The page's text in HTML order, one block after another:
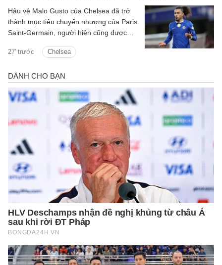
27' trước Chelsea
Hậu vệ Malo Gusto của Chelsea đã trở
thành mục tiêu chuyển nhượng của Paris
Saint-Germain, người hiện cũng được